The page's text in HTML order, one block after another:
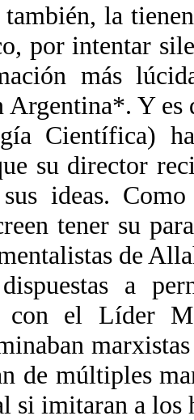
la
por intentar
más
Argentina*. Y
Científica)
su director
ideas.
tener su
de
a
con el Líder
de múltiples
si imitaran a los